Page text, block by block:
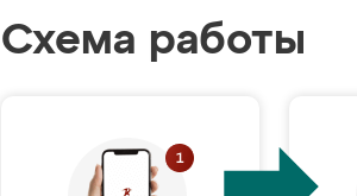
Схема работы